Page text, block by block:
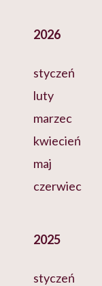
2026
styczeń
luty
marzec
kwiecień
maj
czerwiec
2025
styczeń